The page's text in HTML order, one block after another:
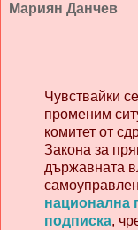
Мариян Данчев
Чувствайки
променим
комитет от
Закона за
държавната
национална
подписка,